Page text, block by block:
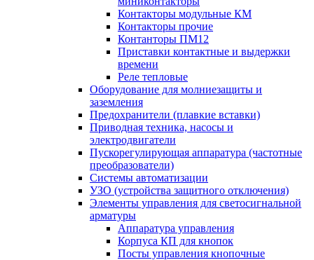
Контакторы модульные КМ
Контакторы прочие
Контанторы ПМ12
Приставки контактные и выдержки
времени
Реле тепловые
Оборудование для молниезащиты и
заземления
Предохранители (плавкие вставки)
Приводная техника, насосы и
электродвигатели
Пускорегулирующая аппаратура (частотные
преобразователи)
Системы автоматизации
УЗО (устройства защитного отключения)
Элементы управления для светосигнальной
арматуры
Аппаратура управления
Корпуса КП для кнопок
Посты управления кнопочные